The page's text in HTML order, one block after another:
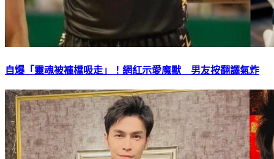
自爆「靈魂被褲檔吸走」！網紅示愛魔獸 男友按翻譯氣炸